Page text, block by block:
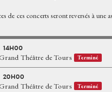
de ces concerts seront reversés à une
14H00
Théâtre de Tours Terminé
20H00
Théâtre de Tours Terminé